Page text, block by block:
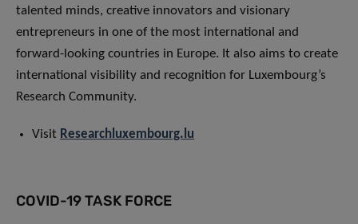
talented minds, creative innovators and visionary
entrepreneurs in one of the most international and
forward-looking countries in Europe. It also aims to create
international visibility and recognition for Luxembourg’s
Research Community.
Visit Researchluxembourg.lu
COVID-19 TASK FORCE